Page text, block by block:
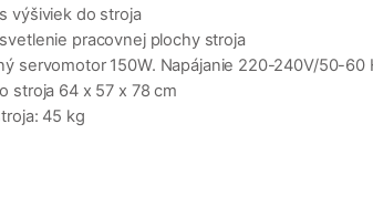
výšiviek do stroja
pracovnej plochy stroja
servomotor 150W. Napájanie 220-240V/50-60
stroja 64 x 57 x 78 cm
45 kg